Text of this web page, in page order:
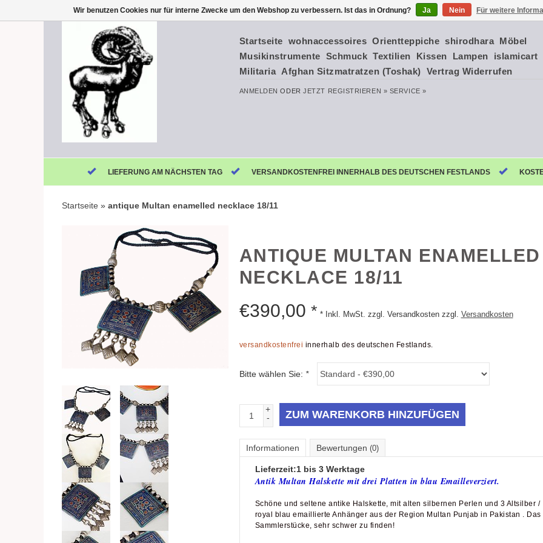
Startseite wohnaccessoires Orientteppiche shirodhara Möbel
Musikinstrumente Schmuck Textilien Kissen Lampen
islamicart
Militaria Afghan Sitzmatratzen (Toshak) Vertrag Widerrufen
ANMELDEN ODERJETZT REGISTRIEREN » SERVICE »
LIEFERUNG AM NÄCHSTEN TAG VERSANDKOSTENFREI INNERHALB DES DEUTSCHEN FESTLANDS
Startseite » antique Multan enamelled necklace 18/11
ANTIQUE MULTAN ENAMELLED
NECKLACE 18/11
€390,00 * * Inkl. MwSt. zzgl. Versandkosten zzgl. Versandkosten
versandkostenfrei innerhalb des deutschen Festlands.
Bitte wählen Sie: *
+
-
ZUM WARENKORB HINZUFÜGEN
Informationen Bewertungen (0)
Lieferzeit:1 bis 3 Werktage
Antik Multan Halskette mit drei Platten in blau Emailleverziert.
Schöne und seltene antike Halskette, mit alten silbernen Perlen und 3 Altsilber /
royal blau emaillierte Anhänger aus der Region Multan Punjab in Pakistan . Das
Sammlerstücke, sehr schwer zu finden!
Wir benutzen Cookies nur für interne Zwecke um den Webshop zu verbessern. Ist das in Ordnung? Ja Nein Für weitere